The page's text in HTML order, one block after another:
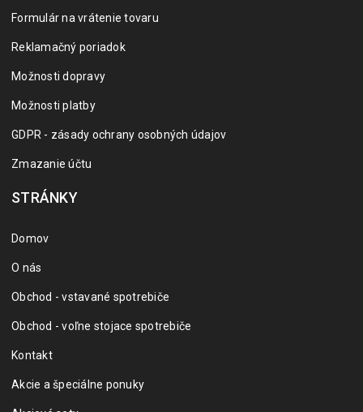
Formulár na vrátenie tovaru
Reklamačný poriadok
Možnosti dopravy
Možnosti platby
GDPR - zásady ochrany osobných údajov
Zmazanie účtu
STRÁNKY
Domov
O nás
Obchod - vstavané spotrebiče
Obchod - voľne stojace spotrebiče
Kontakt
Akcie a špeciálne ponuky